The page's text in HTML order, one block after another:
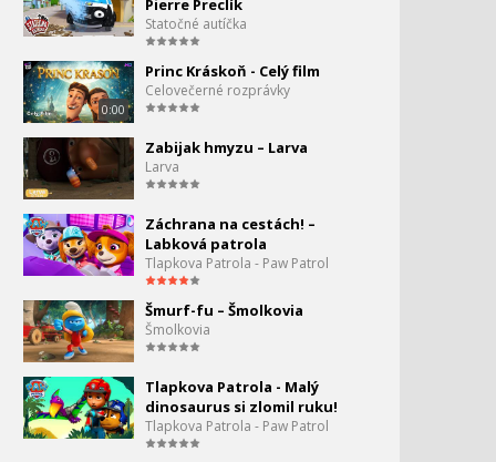
150. Tom a Jerry #128 - Opera
151. Tom a Jerry #142 - Duel
152.
Tom a Jerry #170 - Mačka v
lodi
153. Tom a Jerry #166 - Mousing
6:11
154. Tom a Jerry #175 - Tenis
6:32
155. Tom a Jerry #183 - Lev
Pierre Preclík
Statočné autíčka
0:00
Princ Kráskoň - Celý film
Celovečerné rozprávky
Zabijak hmyzu – Larva
Larva
Záchrana na cestách! –
Labková patrola
Tlapkova Patrola - Paw Patrol
Šmurf-fu – Šmolkovia
Šmolkovia
Tlapkova Patrola - Malý
dinosaurus si zlomil ruku!
Tlapkova Patrola - Paw Patrol